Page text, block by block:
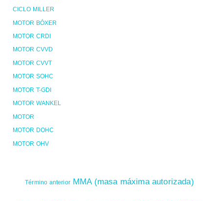
CICLO MILLER
MOTOR BÓXER
MOTOR CRDI
MOTOR CVVD
MOTOR CVVT
MOTOR SOHC
MOTOR T-GDI
MOTOR WANKEL
MOTOR
MOTOR DOHC
MOTOR OHV
Término anteriorMMA (masa máxima autorizada)